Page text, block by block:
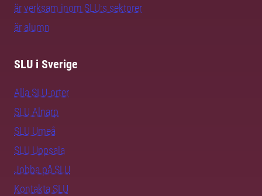
är verksam inom SLU:s sektorer
är alumn
SLU i Sverige
Alla SLU-orter
SLU Alnarp
SLU Umeå
SLU Uppsala
Jobba på SLU
Kontakta SLU